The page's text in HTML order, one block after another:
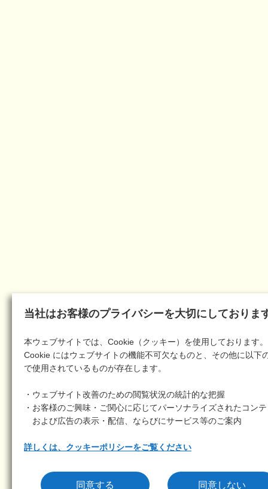
当社はお客様のプライバシーを大切にしておりま
本ウェブサイトでは、Cookie（クッキー）を使用しております。
Cookie にはウェブサイトの機能不可欠なものと、その他に以下
で使用されているものが存在します。
・ウェブサイト改善のための閲覧状況の統計的な把握
・お客様のご興味・ご関心に応じてパーソナライズされたコン
および広告の表示・配信、ならびにサービス等のご案内
詳しくは、クッキーポリシーをご覧ください
同意する 同意しない